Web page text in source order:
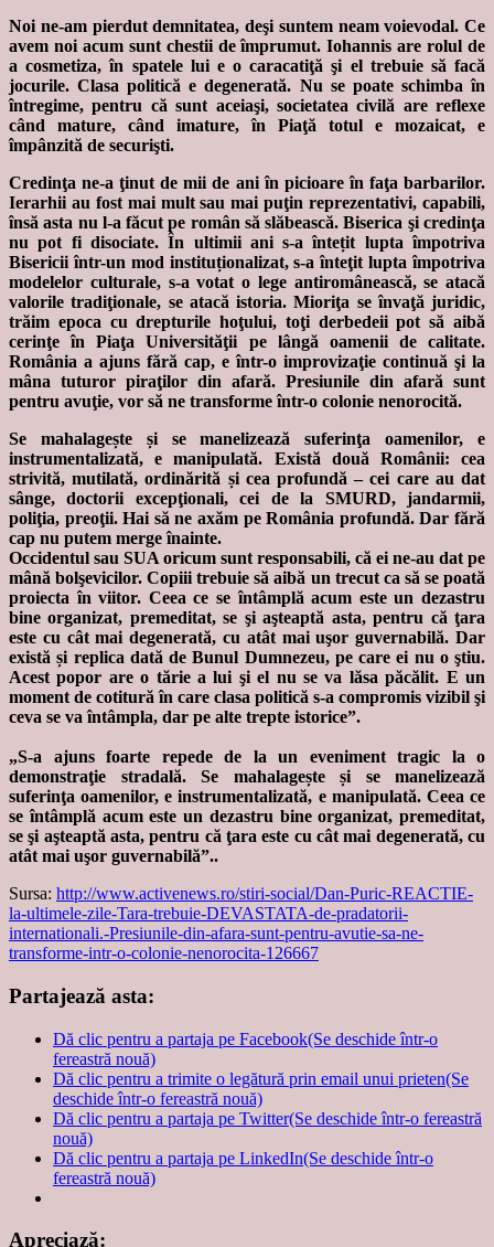
Noi ne-am pierdut demnitatea, deşi suntem neam voievodal. Ce
avem noi acum sunt chestii de împrumut. Iohannis are rolul de
a cosmetiza, în spatele lui e o caracatiţă şi el trebuie să facă
jocurile. Clasa politică e degenerată. Nu se poate schimba în
întregime, pentru că sunt aceiaşi, societatea civilă are reflexe
când mature, când imature, în Piaţă totul e mozaicat, e
împânzită de securişti.
Credinţa ne-a ţinut de mii de ani în picioare în faţa barbarilor.
Ierarhii au fost mai mult sau mai puţin reprezentativi, capabili,
însă asta nu l-a făcut pe român să slăbească. Biserica şi credinţa
nu pot fi disociate. În ultimii ani s-a întețit lupta împotriva
Bisericii într-un mod instituționalizat, s-a înteţit lupta împotriva
modelelor culturale, s-a votat o lege antiromânească, se atacă
valorile tradiţionale, se atacă istoria. Mioriţa se învaţă juridic,
trăim epoca cu drepturile hoţului, toţi derbedeii pot să aibă
cerinţe în Piaţa Universităţii pe lângă oamenii de calitate.
România a ajuns fără cap, e într-o improvizaţie continuă şi la
mâna tuturor piraţilor din afară. Presiunile din afară sunt
pentru avuţie, vor să ne transforme într-o colonie nenorocită.
Se mahalagește și se manelizează suferinţa oamenilor, e
instrumentalizată, e manipulată. Există două Românii: cea
strivită, mutilată, ordinărită și cea profundă – cei care au dat
sânge, doctorii excepţionali, cei de la SMURD, jandarmii,
poliţia, preoţii. Hai să ne axăm pe România profundă. Dar fără
cap nu putem merge înainte.
Occidentul sau SUA oricum sunt responsabili, că ei ne-au dat pe
mână bolşevicilor. Copiii trebuie să aibă un trecut ca să se poată
proiecta în viitor. Ceea ce se întâmplă acum este un dezastru
bine organizat, premeditat, se şi aşteaptă asta, pentru că ţara
este cu cât mai degenerată, cu atât mai uşor guvernabilă. Dar
există și replica dată de Bunul Dumnezeu, pe care ei nu o ştiu.
Acest popor are o tărie a lui şi el nu se va lăsa păcălit. E un
moment de cotitură în care clasa politică s-a compromis vizibil şi
ceva se va întâmpla, dar pe alte trepte istorice”.
„S-a ajuns foarte repede de la un eveniment tragic la o
demonstraţie stradală. Se mahalagește și se manelizează
suferinţa oamenilor, e instrumentalizată, e manipulată. Ceea ce
se întâmplă acum este un dezastru bine organizat, premeditat,
se şi aşteaptă asta, pentru că ţara este cu cât mai degenerată, cu
atât mai uşor guvernabilă”..
Sursa: http://www.activenews.ro/stiri-social/Dan-Puric-REACTIE-
la-ultimele-zile-Tara-trebuie-DEVASTATA-de-pradatorii-
internationali.-Presiunile-din-afara-sunt-pentru-avutie-sa-ne-
transforme-intr-o-colonie-nenorocita-126667
Partajează asta:
Dă clic pentru a partaja pe Facebook(Se deschide într-o
fereastră nouă)
Dă clic pentru a trimite o legătură prin email unui prieten(Se
deschide într-o fereastră nouă)
Dă clic pentru a partaja pe Twitter(Se deschide într-o fereastră
nouă)
Dă clic pentru a partaja pe LinkedIn(Se deschide într-o
fereastră nouă)
Apreciază: